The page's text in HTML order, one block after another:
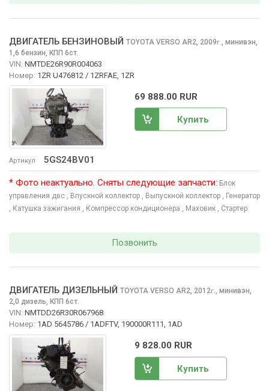
Артикул 5GS24BV01
ДВИГАТЕЛЬ БЕНЗИНОВЫЙ TOYOTA VERSO AR2, 2009г. минивэн,
1,6 бензин, КПП 6ст.
VIN: NMTDE26R90R004063
Номер: 1ZR U476812 / 1ZRFAE, 1ZR
69 888.00 RUR
Купить
* Фото неактуально. Сняты следующие запчасти: Блок
управления двс
, Впускной коллектор , Выпускной коллектор
, Генератор
, Катушка зажигания
, Компрессор кондиционера , Маховик , Стартер
Позвонить
ДВИГАТЕЛЬ ДИЗЕЛЬНЫЙ TOYOTA VERSO AR2, 2012г., минивэн,
2,0 дизель, КПП 6ст.
VIN: NMTDD26R30R067968
Номер: 1AD 5645786 / 1ADFTV, 190000R111, 1AD
9 828.00 RUR
Купить